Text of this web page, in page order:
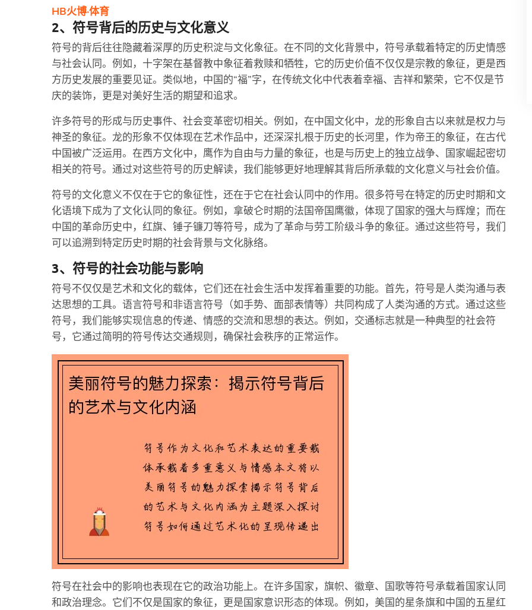
HB火博·体育
2、符号背后的历史与文化意义
符号的背后往往隐藏着深厚的历史积淀与文化象征。在不同的文化背景中，符号承载着特定的历史情感
与社会认同。例如，十字架在基督教中象征着救赎和牺牲，它的历史价值不仅仅是宗教的象征，更是西
方历史发展的重要见证。类似地，中国的“福”字，在传统文化中代表着幸福、吉祥和繁荣，它不仅是节
庆的装饰，更是对美好生活的期望和追求。
许多符号的形成与历史事件、社会变革密切相关。例如，在中国文化中，龙的形象自古以来就是权力与
神圣的象征。龙的形象不仅体现在艺术作品中，还深深扎根于历史的长河里，作为帝王的象征，在古代
中国被广泛运用。在西方文化中，鹰作为自由与力量的象征，也是与历史上的独立战争、国家崛起密切
相关的符号。通过对这些符号的历史解读，我们能够更好地理解其背后所承载的文化意义与社会价值。
符号的文化意义不仅在于它的象征性，还在于它在社会认同中的作用。很多符号在特定的历史时期和文
化语境下成为了文化认同的象征。例如，拿破仑时期的法国帝国鹰徽，体现了国家的强大与辉煌；而在
中国的革命历史中，红旗、锤子镰刀等符号，成为了革命与劳工阶级斗争的象征。通过这些符号，我们
可以追溯到特定历史时期的社会背景与文化脉络。
3、符号的社会功能与影响
符号不仅仅是艺术和文化的载体，它们还在社会生活中发挥着重要的功能。首先，符号是人类沟通与表
达思想的工具。语言符号和非语言符号（如手势、面部表情等）共同构成了人类沟通的方式。通过这些
符号，我们能够实现信息的传递、情感的交流和思想的表达。例如，交通标志就是一种典型的社会符
号，它通过简明的符号传达交通规则，确保社会秩序的正常运作。
符号在社会中的影响也表现在它的政治功能上。在许多国家，旗帜、徽章、国歌等符号承载着国家认同
和政治理念。它们不仅是国家的象征，更是国家意识形态的体现。例如，美国的星条旗和中国的五星红